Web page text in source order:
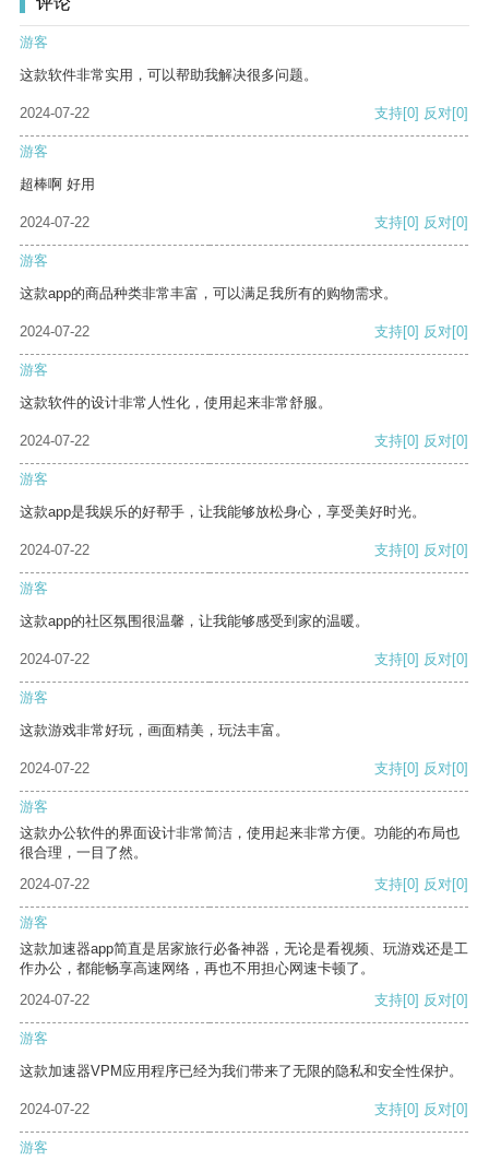
游客
这款软件非常实用，可以帮助我解决很多问题。
2024-07-22 支持[0] 反对[0]
游客
超棒啊 好用
2024-07-22 支持[0] 反对[0]
游客
这款app的商品种类非常丰富，可以满足我所有的购物需求。
2024-07-22 支持[0] 反对[0]
游客
这款软件的设计非常人性化，使用起来非常舒服。
2024-07-22 支持[0] 反对[0]
游客
这款app是我娱乐的好帮手，让我能够放松身心，享受美好时光。
2024-07-22 支持[0] 反对[0]
游客
这款app的社区氛围很温馨，让我能够感受到家的温暖。
2024-07-22 支持[0] 反对[0]
游客
这款游戏非常好玩，画面精美，玩法丰富。
2024-07-22 支持[0] 反对[0]
游客
这款办公软件的界面设计非常简洁，使用起来非常方便。功能的布局也
很合理，一目了然。
2024-07-22
支持[0] 反对[0]
游客
这款加速器app简直是居家旅行必备神器，无论是看视频、玩游戏还是工
作办公，都能畅享高速网络，再也不用担心网速卡顿了。
2024-07-22
支持[0] 反对[0]
游客
这款加速器VPM应用程序已经为我们带来了无限的隐私和安全性保护。
2024-07-22 支持[0] 反对[0]
游客